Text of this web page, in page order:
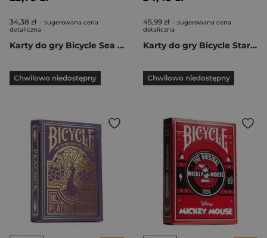
34,38 zł - sugerowana cena
detaliczna
Karty do gry Bicycle Sea King
Chwilowo niedostępny
45,99 zł - sugerowana cena
detaliczna
Karty do gry Bicycle Stargazer
Chwilowo niedostępny